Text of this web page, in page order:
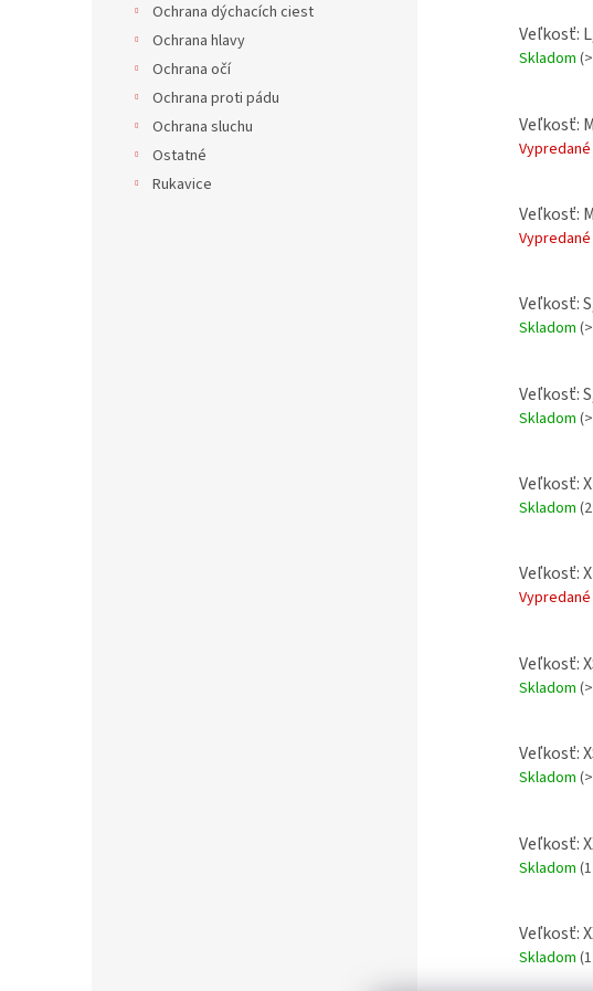
Ochrana dýchacích ciest
Ochrana hlavy
Ochrana očí
Ochrana proti pádu
Ochrana sluchu
Ostatné
Rukavice
Veľkosť:
Skladom
Veľkosť:
Vypredané
Veľkosť:
Vypredané
Veľkosť:
Skladom
Veľkosť:
Skladom
Veľkosť:
Skladom
Veľkosť:
Vypredané
Veľkosť:
Skladom
Veľkosť:
Skladom
Veľkosť:
Skladom
Veľkosť:
Skladom